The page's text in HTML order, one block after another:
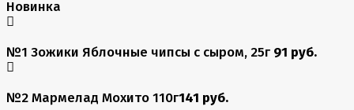
Новинка
№1 Зожики Яблочные чипсы с сыром, 25г 91 руб.
№2 Мармелад Мохито 110г141 руб.